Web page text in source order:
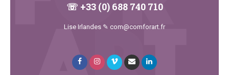
☏ +33 (0) 688 740 710
Lise Irlandes ✎ com@comforart.fr